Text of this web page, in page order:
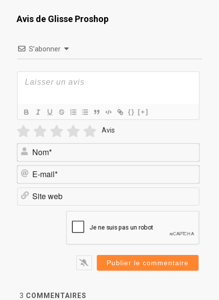
Avis de Glisse Proshop
S’abonner
{} [+]
Avis
Nom*
E-
3 COMMENTAIRES